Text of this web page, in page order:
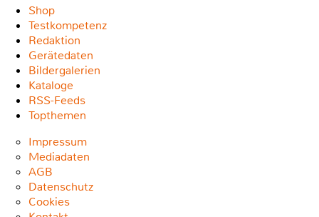
Shop
Testkompetenz
Redaktion
Gerätedaten
Bildergalerien
Kataloge
RSS-Feeds
Topthemen
Impressum
Mediadaten
AGB
Datenschutz
Cookies